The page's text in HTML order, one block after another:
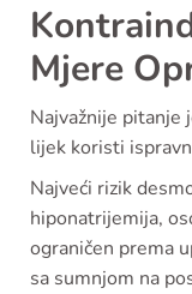
Mjere
Najvažnije pitanje
lijek koristi
Najveći rizik
hiponatrijemija,
ograničen prema
sa sumnjom na